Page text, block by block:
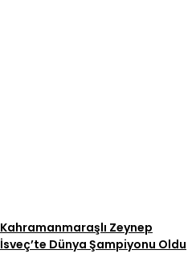
Kahramanmaraşlı Zeynep
İsveç’te Dünya Şampiyonu Oldu